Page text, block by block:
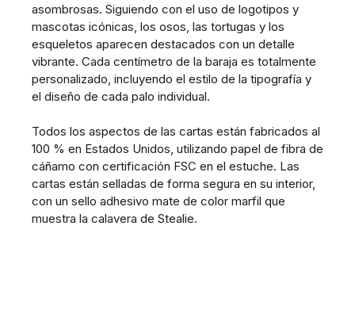
asombrosas. Siguiendo con el uso de logotipos y
mascotas icónicas, los osos, las tortugas y los
esqueletos aparecen destacados con un detalle
vibrante. Cada centímetro de la baraja es totalmente
personalizado, incluyendo el estilo de la tipografía y
el diseño de cada palo individual.
Todos los aspectos de las cartas están fabricados al
100 % en Estados Unidos, utilizando papel de fibra de
cáñamo con certificación FSC en el estuche. Las
cartas están selladas de forma segura en su interior,
con un sello adhesivo mate de color marfil que
muestra la calavera de Stealie.